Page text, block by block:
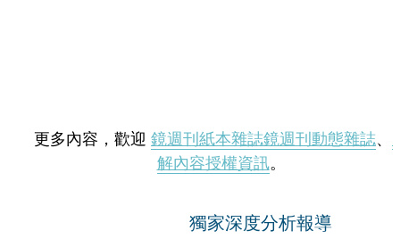
更多內容，歡迎 鏡週刊紙本雜誌鏡週刊動態雜誌、
解內容授權資訊。
獨家深度分析報導